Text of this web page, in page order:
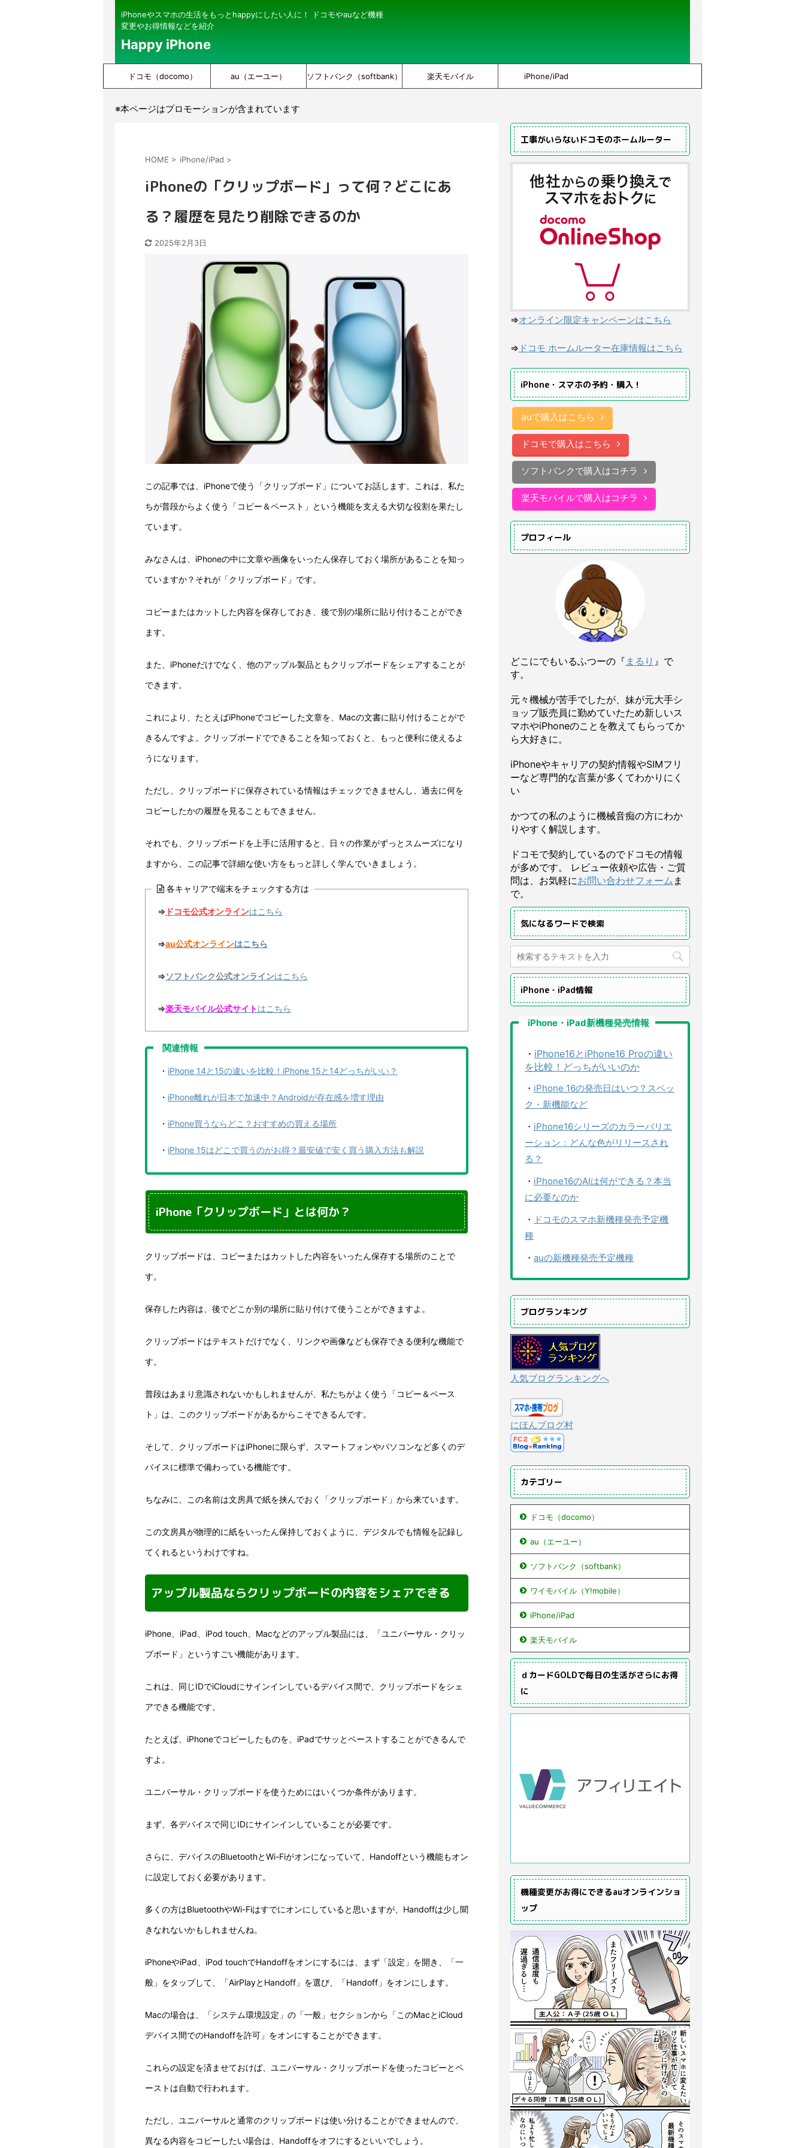
iPhoneやスマホの生活をもっとhappyにしたい人に！ ドコモやauなど機種
変更やお得情報などを紹介
Happy iPhone
ドコモ（docomo） au（エーユー） ソフトバンク（softbank） 楽天モバイル iPhone/iPad
※本ページはプロモーションが含まれています
HOME > iPhone/iPad >
iPhoneの「クリップボード」って何？どこにあ
る？履歴を見たり削除できるのか
2025年2月3日
この記事では、iPhoneで使う「クリップボード」についてお話します。これは、私た
ちが普段からよく使う「コピー＆ペースト」という機能を支える大切な役割を果たし
ています。
みなさんは、iPhoneの中に文章や画像をいったん保存しておく場所があることを知っ
ていますか？それが「クリップボード」です。
コピーまたはカットした内容を保存しておき、後で別の場所に貼り付けることができ
ます。
また、iPhoneだけでなく、他のアップル製品ともクリップボードをシェアすることが
できます。
これにより、たとえばiPhoneでコピーした文章を、Macの文書に貼り付けることがで
きるんですよ。クリップボードでできることを知っておくと、もっと便利に使えるよ
うになります。
ただし、クリップボードに保存されている情報はチェックできませんし、過去に何を
コピーしたかの履歴を見ることもできません。
それでも、クリップボードを上手に活用すると、日々の作業がずっとスムーズになり
ますから、この記事で詳細な使い方をもっと詳しく学んでいきましょう。
各キャリアで端末をチェックする方は
⇒ ドコモ公式オンラインはこちら
⇒au公式オンラインはこちら
⇒ソフトバンク公式オンラインはこちら
⇒楽天モバイル公式サイトはこちら
関連情報
・ iPhone 14と15の違いを比較！iPhone 15と14どっちがいい？
・ iPhone離れが日本で加速中？Androidが存在感を増す理由
・ iPhone買うならどこ？おすすめの買える場所
・ iPhone 15はどこで買うのがお得？最安値で安く買う購入方法も解説
iPhone「クリップボード」とは何か？
クリップボードは、コピーまたはカットした内容をいったん保存する場所のことで
す。
保存した内容は、後でどこか別の場所に貼り付けて使うことができますよ。
クリップボードはテキストだけでなく、リンクや画像なども保存できる便利な機能で
す。
普段はあまり意識されないかもしれませんが、私たちがよく使う「コピー＆ペース
ト」は、このクリップボードがあるからこそできるんです。
そして、クリップボードはiPhoneに限らず、スマートフォンやパソコンなど多くのデ
バイスに標準で備わっている機能です。
ちなみに、この名前は文房具で紙を挟んでおく「クリップボード」から来ています。
この文房具が物理的に紙をいったん保持しておくように、デジタルでも情報を記録し
てくれるというわけですね。
アップル製品ならクリップボードの内容をシェアできる
iPhone、iPad、iPod touch、Macなどのアップル製品には、「ユニバーサル・クリッ
プボード」というすごい機能があります。
これは、同じIDでiCloudにサインインしているデバイス間で、クリップボードをシェ
アできる機能です。
たとえば、iPhoneでコピーしたものを、iPadでサッとペーストすることができるんで
すよ。
ユニバーサル・クリップボードを使うためにはいくつか条件があります。
まず、各デバイスで同じIDにサインインしていることが必要です。
さらに、デバイスのBluetoothとWi-Fiがオンになっていて、Handoffという機能もオン
に設定しておく必要があります。
多くの方はBluetoothやWi-Fiはすでにオンにしていると思いますが、Handoffは少し聞
きなれないかもしれませんね。
iPhoneやiPad、iPod touchでHandoffをオンにするには、まず「設定」を開き、「一
般」をタップして、「AirPlayとHandoff」を選び、「Handoff」をオンにします。
Macの場合は、「システム環境設定」の「一般」セクションから「このMacとiCloud
デバイス間でのHandoffを許可」をオンにすることができます。
これらの設定を済ませておけば、ユニバーサル・クリップボードを使ったコピーとペ
ーストは自動で行われます。
ただし、ユニバーサルと通常のクリップボードは使い分けることができませんので、
異なる内容をコピーしたい場合は、Handoffをオフにするといいでしょう。
工事がいらないドコモのホームルーター
⇒オンライン限定キャンペーンはこちら
⇒ ドコモ ホームルーター在庫情報はこちら
iPhone・スマホの予約・購入！
auで購入はこちら
ドコモで購入はこちら
ソフトバンクで購入はコチラ
楽天モバイルで購入はコチラ
プロフィール
どこにでもいるふつーの『 まるり 』で
す。
元々機械が苦手でしたが、妹が元大手シ
ョップ販売員に勤めていたため新しいス
マホやiPhoneのことを教えてもらってか
ら大好きに。
iPhoneやキャリアの契約情報やSIMフリ
ーなど専門的な言葉が多くてわかりにく
い
かつての私のように機械音痴の方にわか
りやすく解説します。
ドコモで契約しているのでドコモの情報
が多めです。 レビュー依頼や広告・ご質
問は、お気軽にお問い合わせフォーム ま
で。
気になるワードで検索
iPhone・iPad情報
iPhone・iPad新機種発売情報
・ iPhone16とiPhone16 Proの違い
を比較！どっちがいいのか
・ iPhone 16の発売日はいつ？スペッ
ク・新機能など
・ iPhone16シリーズのカラーバリエ
ーション：どんな色がリリースされ
る？
・ iPhone16のAIは何ができる？本当
に必要なのか
・ ドコモのスマホ新機種発売予定機
種
・ auの新機種発売予定機種
ブログランキング
人気ブログランキングへ
にほんブログ村
カテゴリー
ドコモ（docomo）
au（エーユー）
ソフトバンク（softbank）
ワイモバイル（Y!mobile）
iPhone/iPad
楽天モバイル
ｄカードGOLDで毎日の生活がさらにお得
に
機種変更がお得にできるauオンラインショ
ップ